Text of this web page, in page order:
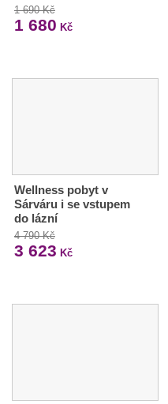
1 690 Kč
1 680 Kč
Wellness pobyt v
Sárváru i se vstupem
do lázní
4 790 Kč
3 623 Kč